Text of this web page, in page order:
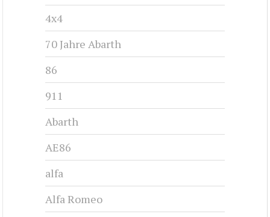
4x4
70 Jahre Abarth
86
911
Abarth
AE86
alfa
Alfa Romeo